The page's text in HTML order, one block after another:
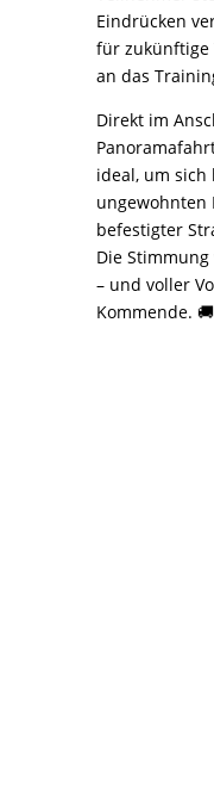
Eindrücken
für zukünftige
an das
Direkt im
ideal, um
ungewohnten
befestigter
Die
– und voller
Kommende. 🚚